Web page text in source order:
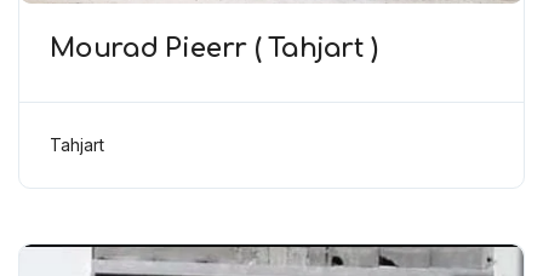
Mourad Pieerr ( Tahjart )
Tahjart